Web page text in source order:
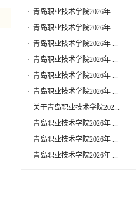
· 青岛职业技术学院2026年 ...
· 青岛职业技术学院2026年 ...
· 青岛职业技术学院2026年 ...
· 青岛职业技术学院2026年 ...
· 青岛职业技术学院2026年 ...
· 青岛职业技术学院2026年 ...
· 关于青岛职业技术学院202...
· 青岛职业技术学院2026年 ...
· 青岛职业技术学院2026年 ...
· 青岛职业技术学院2026年 ...